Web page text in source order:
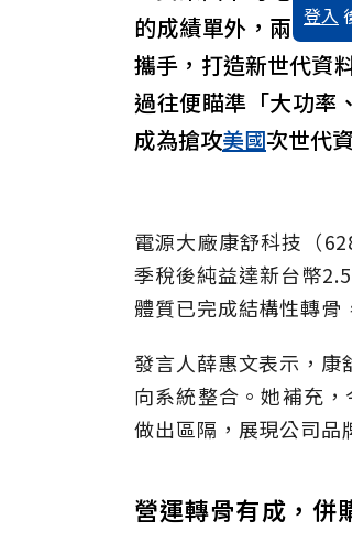
登入
的成績單外，兩年前
攜手，打造新世代資
過往便瞄準「大功率
成為搶攻美國次世代
電源大廠康舒科技（
季稅後純益達新台幣
體質已完成結構性轉骨
發言人薛惠文表示，康
向系統整合。她補充
做出區隔，展現公司品
營運轉骨有成，併